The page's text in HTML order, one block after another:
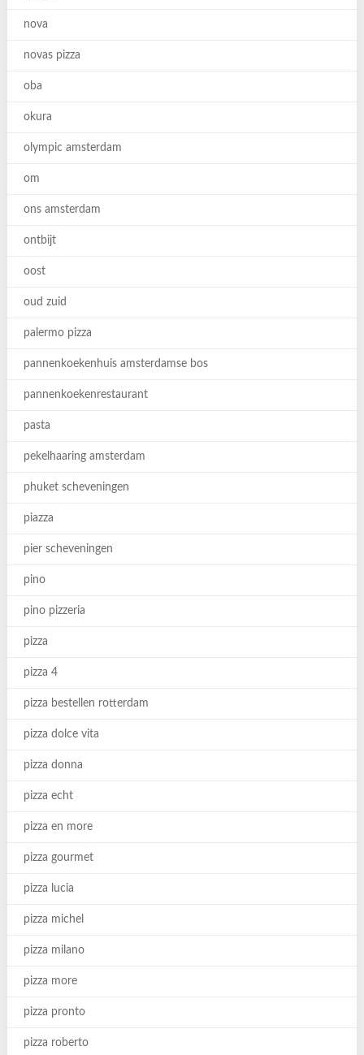
nova
novas pizza
oba
okura
olympic amsterdam
om
ons amsterdam
ontbijt
oost
oud zuid
palermo pizza
pannenkoekenhuis amsterdamse bos
pannenkoekenrestaurant
pasta
pekelhaaring amsterdam
phuket scheveningen
piazza
pier scheveningen
pino
pino pizzeria
pizza
pizza 4
pizza bestellen rotterdam
pizza dolce vita
pizza donna
pizza echt
pizza en more
pizza gourmet
pizza lucia
pizza michel
pizza milano
pizza more
pizza pronto
pizza roberto